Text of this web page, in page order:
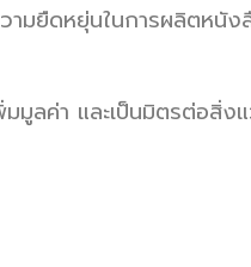
วามยืดหยุ่นในการผลิต
ลค่า และเป็นมิตรต่อสิ่